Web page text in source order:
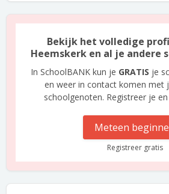
Bekijk het volledige
Heemskerk en al je andere
In SchoolBANK kun je GRATIS je
en weer in contact komen met
schoolgenoten. Registreer je
Meteen
Registreer gratis